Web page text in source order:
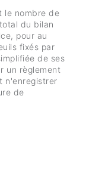
le nombre de
du bilan
pour au
fixés par
de ses
un règlement
n'enregistrer
de